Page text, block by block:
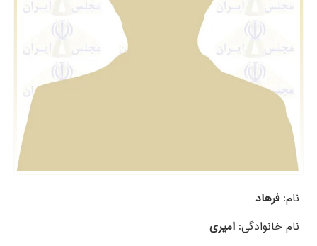
نام:فرهاد
نام خانوادگی: امیری